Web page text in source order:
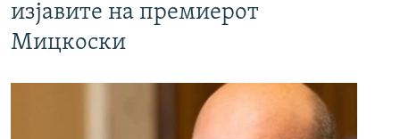
изјавите на премиерот
Мицкоски